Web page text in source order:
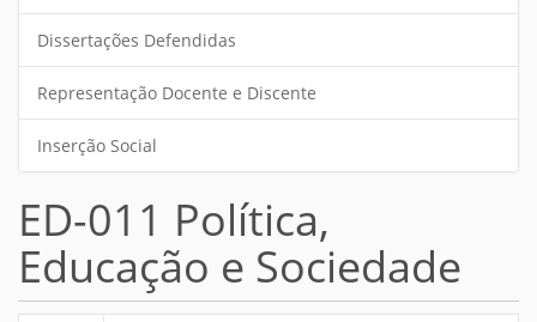
Dissertações Defendidas
Representação Docente e Discente
Inserção Social
ED-011 Política,
Educação e Sociedade